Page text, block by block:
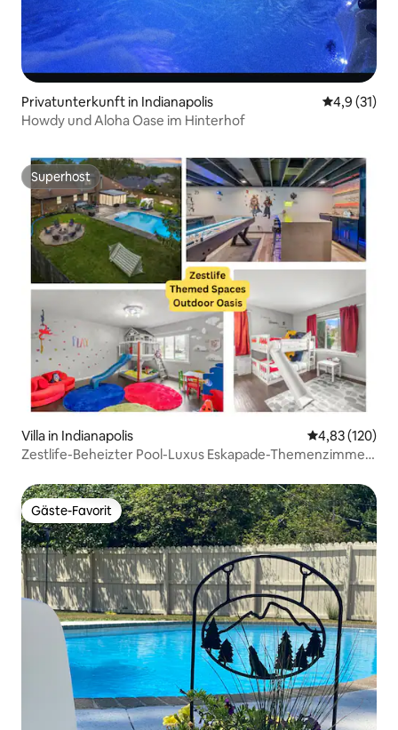
Privatunterkunft in Indianapolis
4,9 (31)
Howdy und Aloha Oase im Hinterhof
Superhost
Superhost
Villa in Indianapolis
4,83 (120)
Zestlife-Beheizter Pool-Luxus Eskapade-Themenzimmer-
Gäste-Favorit
Gäste-Favorit